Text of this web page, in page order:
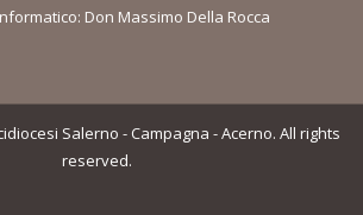
Don Massimo Della Rocca
Salerno - Campagna - Acerno. All rights
reserved.